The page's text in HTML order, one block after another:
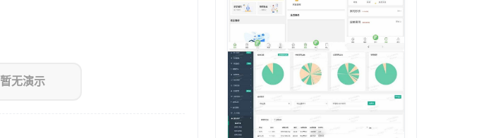
暂无演示